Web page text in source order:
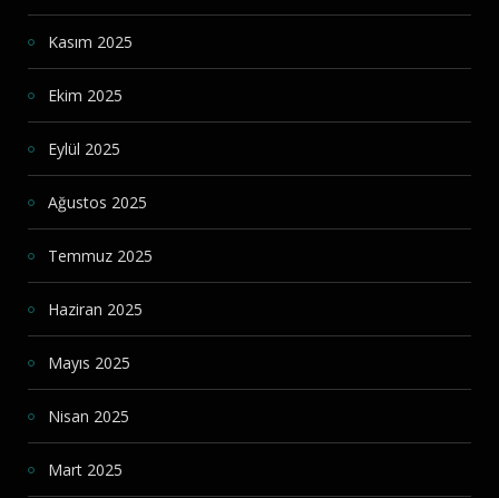
Kasım 2025
Ekim 2025
Eylül 2025
Ağustos 2025
Temmuz 2025
Haziran 2025
Mayıs 2025
Nisan 2025
Mart 2025